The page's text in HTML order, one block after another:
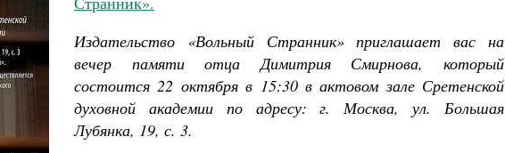
Издательство «Вольный Странник» приглашает вас на
вечер памяти отца Димитрия Смирнова, который
состоится 22 октября в 15:30 в актовом зале Сретенской
духовной академии по адресу: г. Москва, ул. Большая
Лубянка, 19, с. 3.